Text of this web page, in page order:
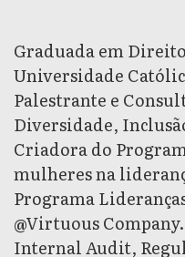
Graduada em
Universidade
Palestrante e
Diversidade,
Criadora do
mulheres na
Programa
@Virtuous
Internal Audit,